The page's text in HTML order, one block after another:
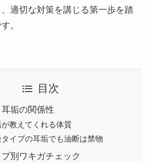
適切な対策を講じる第一歩を踏
。
目次
垢の関係性
教えてくれる体質
イプの耳垢でも油断は禁物
別ワキガチェック